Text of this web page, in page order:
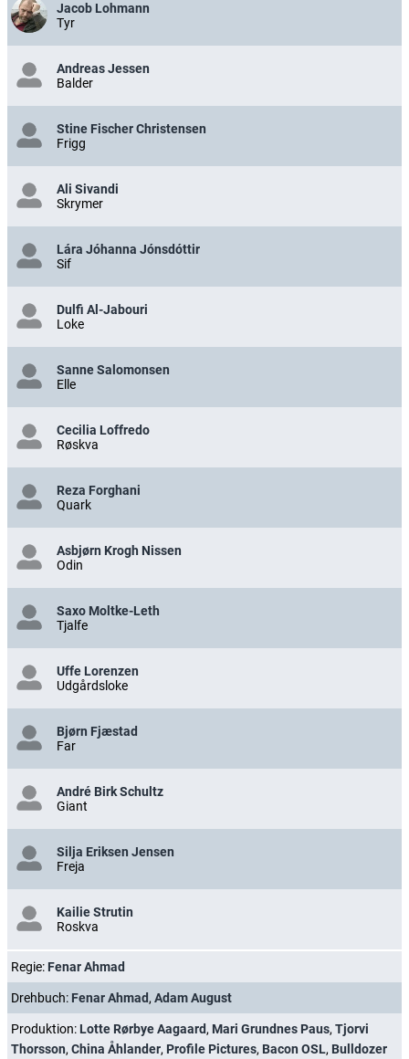
Jacob Lohmann
Tyr
Andreas Jessen
Balder
Stine Fischer Christensen
Frigg
Ali Sivandi
Skrymer
Lára Jóhanna Jónsdóttir
Sif
Dulfi Al-Jabouri
Loke
Sanne Salomonsen
Elle
Cecilia Loffredo
Røskva
Reza Forghani
Quark
Asbjørn Krogh Nissen
Odin
Saxo Moltke-Leth
Tjalfe
Uffe Lorenzen
Udgårdsloke
Bjørn Fjæstad
Far
André Birk Schultz
Giant
Silja Eriksen Jensen
Freja
Kailie Strutin
Roskva
Regie: Fenar Ahmad
Drehbuch: Fenar Ahmad, Adam August
Produktion: Lotte Rørbye Aagaard, Mari Grundnes Paus, Tjorvi
Thorsson, China Åhlander, Profile Pictures, Bacon OSL, Bulldozer